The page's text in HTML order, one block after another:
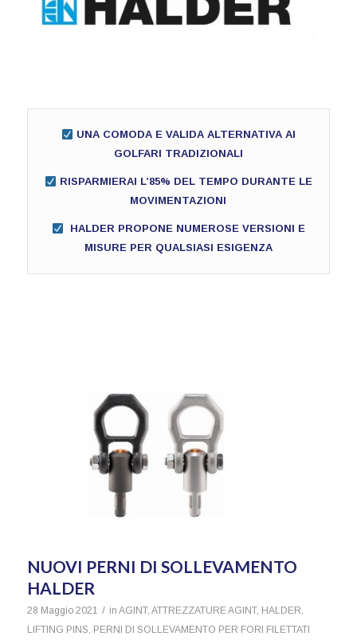
UNA COMODA E VALIDA ALTERNATIVA AI
GOLFARI TRADIZIONALI
RISPARMIERAI L’85% DEL TEMPO DURANTE LE
MOVIMENTAZIONI
HALDER PROPONE NUMEROSE VERSIONI E
MISURE PER QUALSIASI ESIGENZA
NUOVI PERNI DI SOLLEVAMENTO
HALDER
28 Maggio 2021 / in AGINT, ATTREZZATURE AGINT, HALDER,
LIFTING PINS, PERNI DI SOLLEVAMENTO PER FORI FILETTATI